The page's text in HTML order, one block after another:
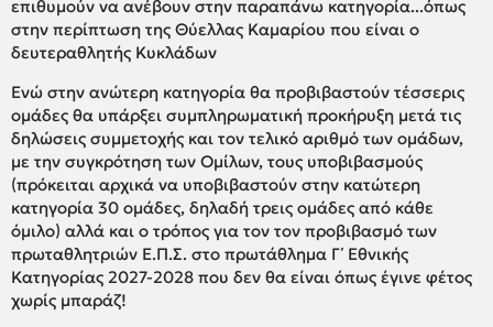
επιθυμούν να ανέβουν στην παραπάνω κατηγορία...όπως
στην περίπτωση της Θύελλας Καμαρίου που είναι ο
δευτεραθλητής Κυκλάδων
Ενώ στην ανώτερη κατηγορία θα προβιβαστούν τέσσερις
ομάδες θα υπάρξει συμπληρωματική προκήρυξη μετά τις
δηλώσεις συμμετοχής και τον τελικό αριθμό των ομάδων,
με την συγκρότηση των Ομίλων, τους υποβιβασμούς
(πρόκειται αρχικά να υποβιβαστούν στην κατώτερη
κατηγορία 30 ομάδες, δηλαδή τρεις ομάδες από κάθε
όμιλο) αλλά και ο τρόπος για τον τον προβιβασμό των
πρωταθλητριών Ε.Π.Σ. στο πρωτάθλημα Γ΄ Εθνικής
Κατηγορίας 2027-2028 που δεν θα είναι όπως έγινε φέτος
χωρίς μπαράζ!